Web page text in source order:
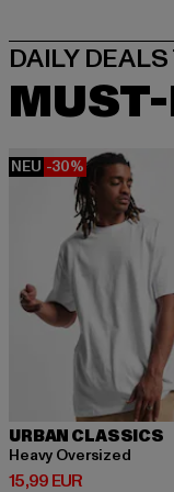
NEU -30%
URBAN CLASSICS
Heavy Oversized
15,99 EUR
Derzeitiger Preis: